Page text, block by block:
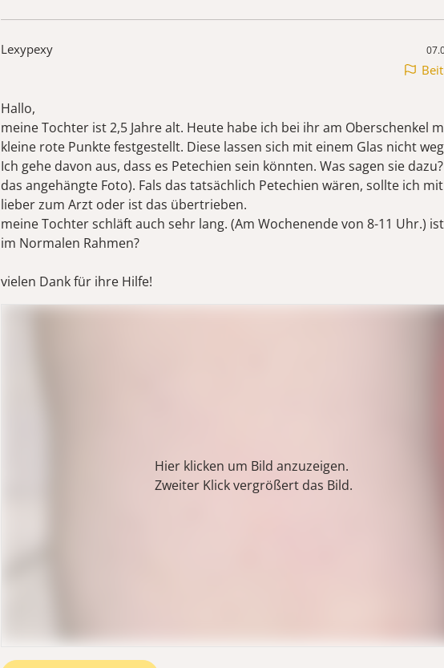
Lexypexy
Hallo,
meine Tochter ist 2,5 Jahre alt. Heute habe ich bei ihr am Oberschenkel
kleine rote Punkte festgestellt. Diese lassen sich mit einem Glas nicht
Ich gehe davon aus, dass es Petechien sein könnten. Was sagen sie
das angehängte Foto). Fals das tatsächlich Petechien wären, sollte ich
lieber zum Arzt oder ist das übertrieben.
meine Tochter schläft auch sehr lang. (Am Wochenende von 8-11 Uhr.)
im Normalen Rahmen?
vielen Dank für ihre Hilfe!